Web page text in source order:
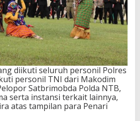
diikuti seluruh personil Polres
personil TNI dari Makodim
Satbrimobda Polda NTB,
serta instansi terkait lainnya,
atas tampilan para Penari